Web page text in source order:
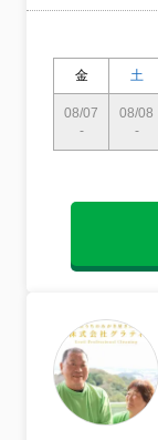
金 土
08/07
-
08/08
-